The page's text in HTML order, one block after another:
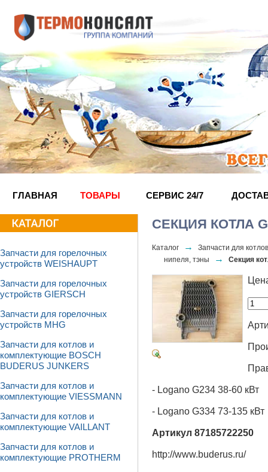
ГЛАВНАЯ ТОВАРЫ СЕРВИС 24/7
Запчасти для горелочных
устройств WEISHAUPT
Запчасти для горелочных
устройств GIERSCH
Запчасти для горелочных
устройств MHG
Запчасти для котлов и
комплектующие BOSCH
BUDERUS JUNKERS
Запчасти для котлов и
комплектующие VIESSMANN
Запчасти для котлов и
комплектующие VAILLANT
Запчасти для котлов и
комплектующие PROTHERM
СЕКЦИЯ КОТЛА
Каталог →
Запчасти для
нипеля, тэны
→ Секция
- Logano G234 38-60 кВт
- Logano G334 73-135 кВт
Артикул 87185722250
http://www.buderus.ru/